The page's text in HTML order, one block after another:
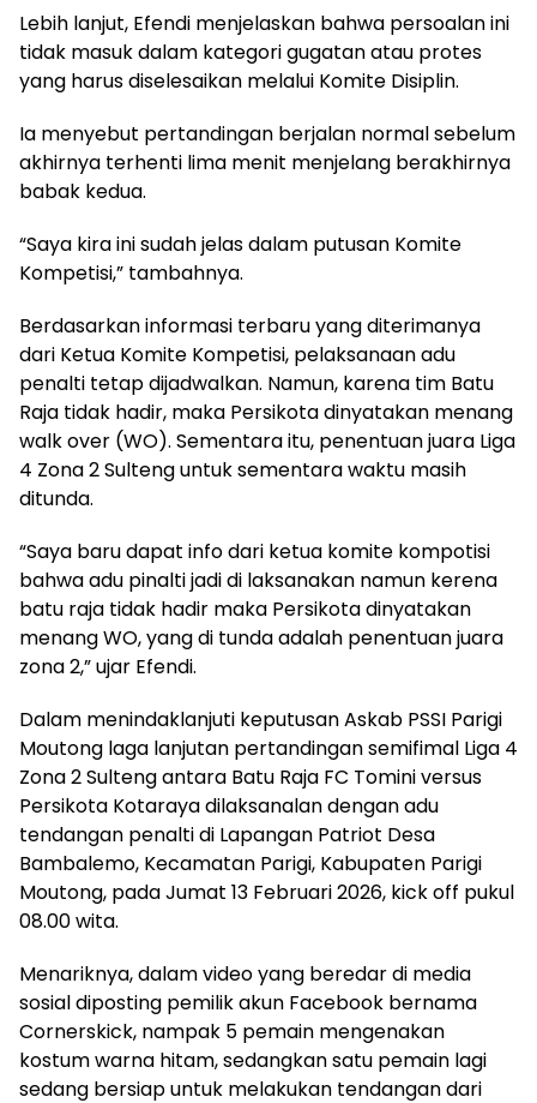
Lebih lanjut, Efendi menjelaskan bahwa persoalan ini
tidak masuk dalam kategori gugatan atau protes
yang harus diselesaikan melalui Komite Disiplin.
Ia menyebut pertandingan berjalan normal sebelum
akhirnya terhenti lima menit menjelang berakhirnya
babak kedua.
“Saya kira ini sudah jelas dalam putusan Komite
Kompetisi,” tambahnya.
Berdasarkan informasi terbaru yang diterimanya
dari Ketua Komite Kompetisi, pelaksanaan adu
penalti tetap dijadwalkan. Namun, karena tim Batu
Raja tidak hadir, maka Persikota dinyatakan menang
walk over (WO). Sementara itu, penentuan juara Liga
4 Zona 2 Sulteng untuk sementara waktu masih
ditunda.
“Saya baru dapat info dari ketua komite kompotisi
bahwa adu pinalti jadi di laksanakan namun kerena
batu raja tidak hadir maka Persikota dinyatakan
menang WO, yang di tunda adalah penentuan juara
zona 2,” ujar Efendi.
Dalam menindaklanjuti keputusan Askab PSSI Parigi
Moutong laga lanjutan pertandingan semifimal Liga 4
Zona 2 Sulteng antara Batu Raja FC Tomini versus
Persikota Kotaraya dilaksanalan dengan adu
tendangan penalti di Lapangan Patriot Desa
Bambalemo, Kecamatan Parigi, Kabupaten Parigi
Moutong, pada Jumat 13 Februari 2026, kick off pukul
08.00 wita.
Menariknya, dalam video yang beredar di media
sosial diposting pemilik akun Facebook bernama
Cornerskick, nampak 5 pemain mengenakan
kostum warna hitam, sedangkan satu pemain lagi
sedang bersiap untuk melakukan tendangan dari